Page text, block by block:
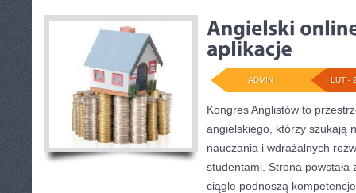
LUT -
ADMIN
Kongres Anglistów to
angielskiego, którzy szukają
nauczania i wdrażalnych
studentami. Strona
ciągle podnoszą